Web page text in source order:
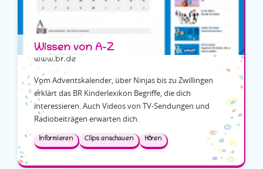
Wissen von A-Z
www.br.de
Vom Adventskalender, über Ninjas bis zu Zwillingen
erklärt das BR Kinderlexikon Begriffe, die dich
interessieren. Auch Videos von TV-Sendungen und
Radiobeiträgen erwarten dich.
Informieren Clips anschauen Hören